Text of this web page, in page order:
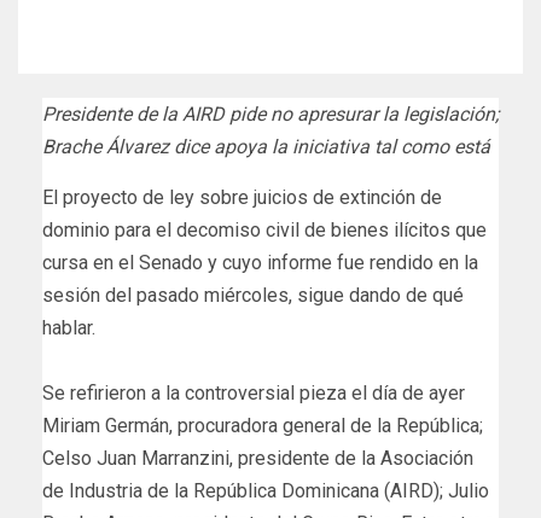
Presidente de la AIRD pide no apresurar la legislación;
Brache Álvarez dice apoya la iniciativa tal como está
El proyecto de ley sobre juicios de extinción de
dominio para el decomiso civil de bienes ilícitos que
cursa en el Senado y cuyo informe fue rendido en la
sesión del pasado miércoles, sigue dando de qué
hablar.
Se refirieron a la controversial pieza el día de ayer
Miriam Germán, procuradora general de la República;
Celso Juan Marranzini, presidente de la Asociación
de Industria de la República Dominicana (AIRD); Julio